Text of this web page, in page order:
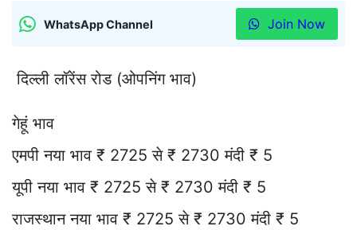
WhatsApp Channel Join Now
दिल्ली लॉरेंस रोड (ओपनिंग भाव)
गेहूं भाव
एमपी नया भाव ₹ 2725 से ₹ 2730 मंदी ₹ 5
यूपी नया भाव ₹ 2725 से ₹ 2730 मंदी ₹ 5
राजस्थान नया भाव ₹ 2725 से ₹ 2730 मंदी ₹ 5